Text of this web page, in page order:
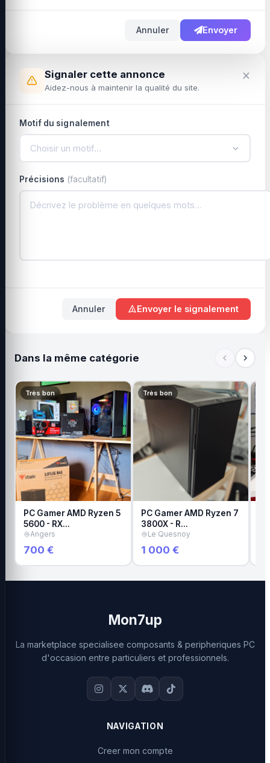
Annuler Envoyer
Signaler cette annonce
Aidez-nous à maintenir la qualité du site.
×
Motif du signalement
Choisir un motif…
Précisions (facultatif)
Annuler Envoyer le signalement
Dans la même catégorie
Très bon
PC Gamer AMD Ryzen 5
5600 - RX…
Angers
700 €
Très bon
PC Gamer AMD Ryzen 7
3800X - R…
Le Quesnoy
1 000 €
Mon7up
La marketplace specialisee composants & peripheriques PC
d'occasion entre particuliers et professionnels.
NAVIGATION
Creer mon compte